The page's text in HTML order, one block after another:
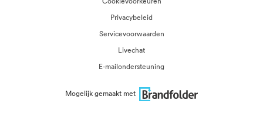
Privacybeleid
Servicevoorwaarden
Livechat
E-mailondersteuning
Mogelijk gemaakt met